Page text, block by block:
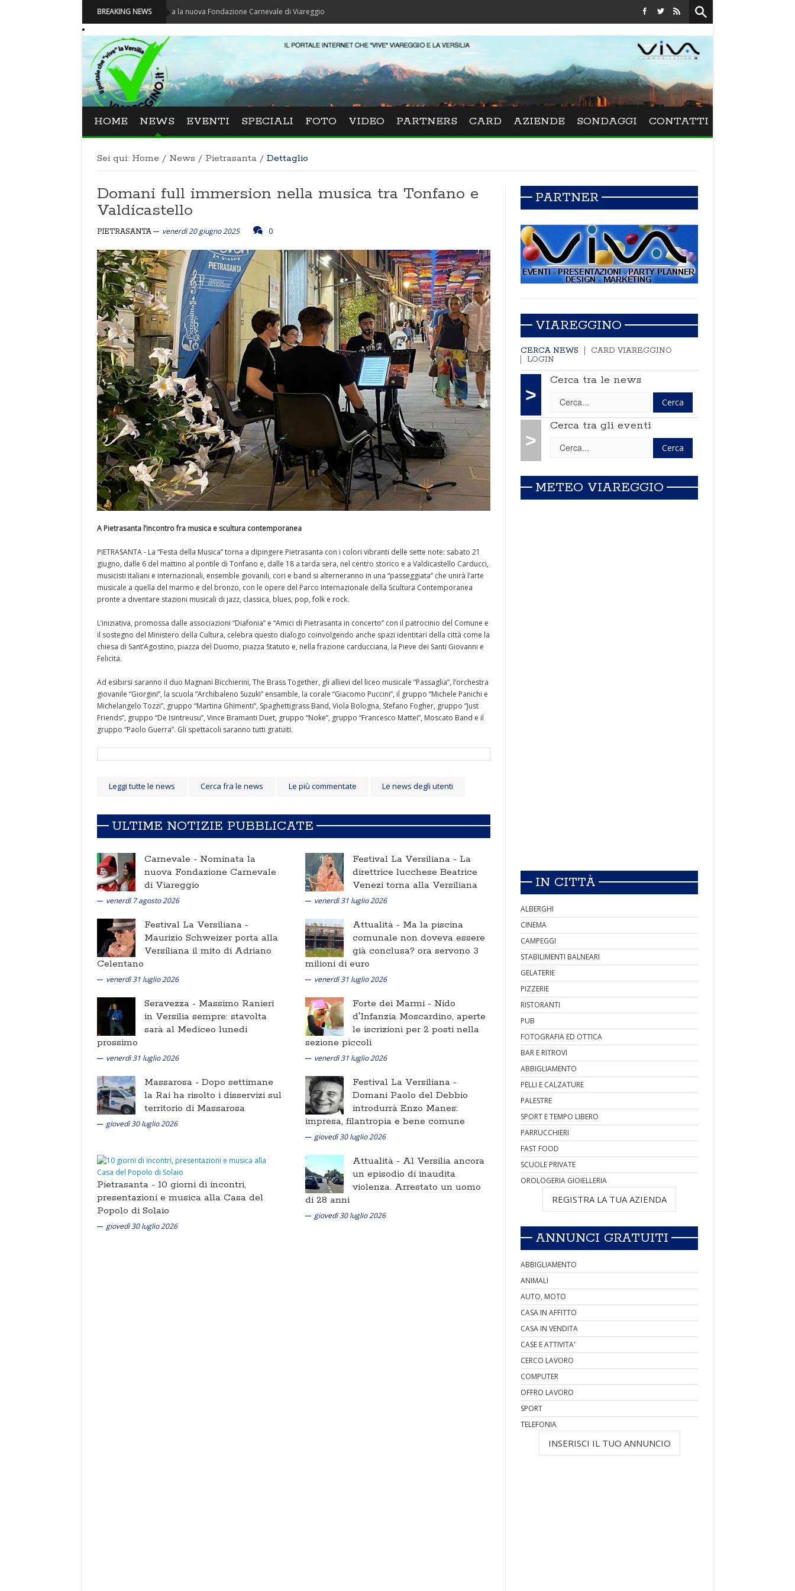
BREAKING NEWS
Carnevale - Nominata la nuova Fondazione Carnevale di Viareggio Festival La Versiliana - La direttrice lucchese Beatrice
HOME NEWS EVENTI SPECIALI FOTO VIDEO PARTNERS CARD AZIENDE SONDAGGI CONTATTI
Sei qui: Home / News / Pietrasanta / Dettaglio
Domani full immersion nella musica tra Tonfano e
Valdicastello
PIETRASANTA venerdì 20 giugno 2025 0
A Pietrasanta l’incontro fra musica e scultura contemporanea
PIETRASANTA - La “Festa della Musica” torna a dipingere Pietrasanta con i colori vibranti delle sette note: sabato 21
giugno, dalle 6 del mattino al pontile di Tonfano e, dalle 18 a tarda sera, nel centro storico e a Valdicastello Carducci,
musicisti italiani e internazionali, ensemble giovanili, cori e band si alterneranno in una “passeggiata” che unirà l’arte
musicale a quella del marmo e del bronzo, con le opere del Parco Internazionale della Scultura Contemporanea
pronte a diventare stazioni musicali di jazz, classica, blues, pop, folk e rock.
L’iniziativa, promossa dalle associazioni “Diafonia” e “Amici di Pietrasanta in concerto” con il patrocinio del Comune e
il sostegno del Ministero della Cultura, celebra questo dialogo coinvolgendo anche spazi identitari della città come la
chiesa di Sant’Agostino, piazza del Duomo, piazza Statuto e, nella frazione carducciana, la Pieve dei Santi Giovanni e
Felicita.
Ad esibirsi saranno il duo Magnani Bicchierini, The Brass Together, gli allievi del liceo musicale “Passaglia”, l’orchestra
giovanile “Giorgini”, la scuola “Archibaleno Suzuki” ensamble, la corale “Giacomo Puccini”, il gruppo “Michele Panichi e
Michelangelo Tozzi”, gruppo “Martina Ghimenti”, Spaghettigrass Band, Viola Bologna, Stefano Fogher, gruppo “Just
Friends”, gruppo “De Isintreusu”, Vince Bramanti Duet, gruppo “Noke”, gruppo “Francesco Mattei”, Moscato Band e il
gruppo “Paolo Guerra”. Gli spettacoli saranno tutti gratuiti.
Leggi tutte le news Cerca fra le news Le più commentate Le news degli utenti
ULTIME NOTIZIE PUBBLICATE
Carnevale - Nominata la
nuova Fondazione Carnevale
di Viareggio
venerdì 7 agosto 2026
Festival La Versiliana - La
direttrice lucchese Beatrice
Venezi torna alla Versiliana
venerdì 31 luglio 2026
Festival La Versiliana -
Maurizio Schweizer porta alla
Versiliana il mito di Adriano
Celentano
venerdì 31 luglio 2026
Attualità - Ma la piscina
comunale non doveva essere
già conclusa? ora servono 3
milioni di euro
venerdì 31 luglio 2026
Seravezza - Massimo Ranieri
in Versilia sempre: stavolta
sarà al Mediceo lunedi
prossimo
venerdì 31 luglio 2026
Forte dei Marmi - Nido
d'Infanzia Moscardino, aperte
le iscrizioni per 2 posti nella
sezione piccoli
venerdì 31 luglio 2026
Massarosa - Dopo settimane
la Rai ha risolto i disservizi sul
territorio di Massarosa
giovedì 30 luglio 2026
Festival La Versiliana -
Domani Paolo del Debbio
introdurrà Enzo Manes:
impresa, filantropia e bene comune
giovedì 30 luglio 2026
Pietrasanta - 10 giorni di incontri,
presentazioni e musica alla Casa del
Popolo di Solaio
giovedì 30 luglio 2026
Attualità - Al Versilia ancora
un episodio di inaudita
violenza. Arrestato un uomo
di 28 anni
giovedì 30 luglio 2026
PARTNER
VIAREGGINO
CERCA NEWS
CARD VIAREGGINO
LOGIN
>
Cerca tra le news
>
Cerca tra gli eventi
METEO VIAREGGIO
IN CITTÀ
ALBERGHI
CINEMA
CAMPEGGI
STABILIMENTI BALNEARI
GELATERIE
PIZZERIE
RISTORANTI
PUB
FOTOGRAFIA ED OTTICA
BAR E RITROVI
ABBIGLIAMENTO
PELLI E CALZATURE
PALESTRE
SPORT E TEMPO LIBERO
PARRUCCHIERI
FAST FOOD
SCUOLE PRIVATE
OROLOGERIA GIOIELLERIA
REGISTRA LA TUA AZIENDA
ANNUNCI GRATUITI
ABBIGLIAMENTO
ANIMALI
AUTO, MOTO
CASA IN AFFITTO
CASA IN VENDITA
CASE E ATTIVITA'
CERCO LAVORO
COMPUTER
OFFRO LAVORO
SPORT
TELEFONIA
INSERISCI IL TUO ANNUNCIO